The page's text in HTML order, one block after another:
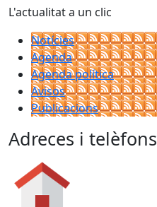
L'actualitat a un clic
Notícies
Agenda
Agenda política
Avisos
Publicacions
Adreces i telèfons